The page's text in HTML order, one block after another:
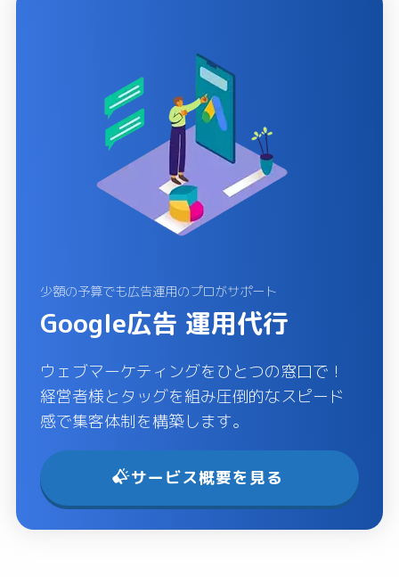
少額の予算でも広告運用のプロがサポート
Google広告 運用代行
ウェブマーケティングをひとつの窓口で！
経営者様とタッグを組み圧倒的なスピード
感で集客体制を構築します。
サービス概要を見る